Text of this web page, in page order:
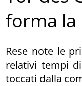
forma la
Rese note le
relativi tempi
toccati dalla